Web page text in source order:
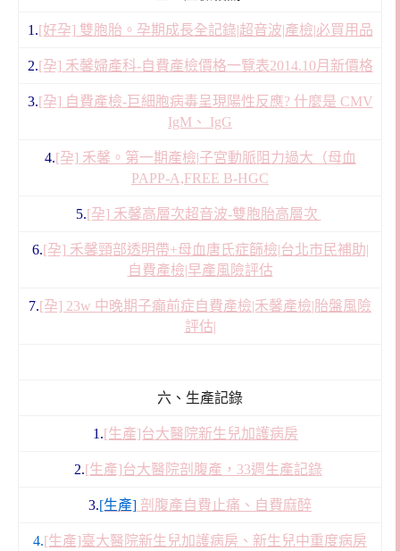
1.[好孕] 雙胞胎。孕期成長全記錄|超音波|產檢|必買用品
2.[孕] 禾馨婦產科-自費產檢價格一覽表2014.10月新價格
3.[孕] 自費產檢-巨細胞病毒呈現陽性反應? 什麼是 CMV
IgM、 IgG
4.[孕] 禾馨。第一期產檢|子宮動脈阻力過大（母血
PAPP-A,FREE B-HGC
5.[孕] 禾馨高層次超音波-雙胞胎高層次
6.[孕] 禾馨頸部透明帶+母血唐氏症篩檢|台北市民補助|
自費產檢|早產風險評估
7.[孕] 23w 中晚期子癲前症自費產檢|禾馨產檢|胎盤風險
評估|
六、生產記錄
1.[生產]台大醫院新生兒加護病房
2.[生產]台大醫院剖腹產，33週生產記錄
3.[生產] 剖腹產自費止痛、自費麻醉
4.[生產]臺大醫院新生兒加護病房、新生兒中重度病房